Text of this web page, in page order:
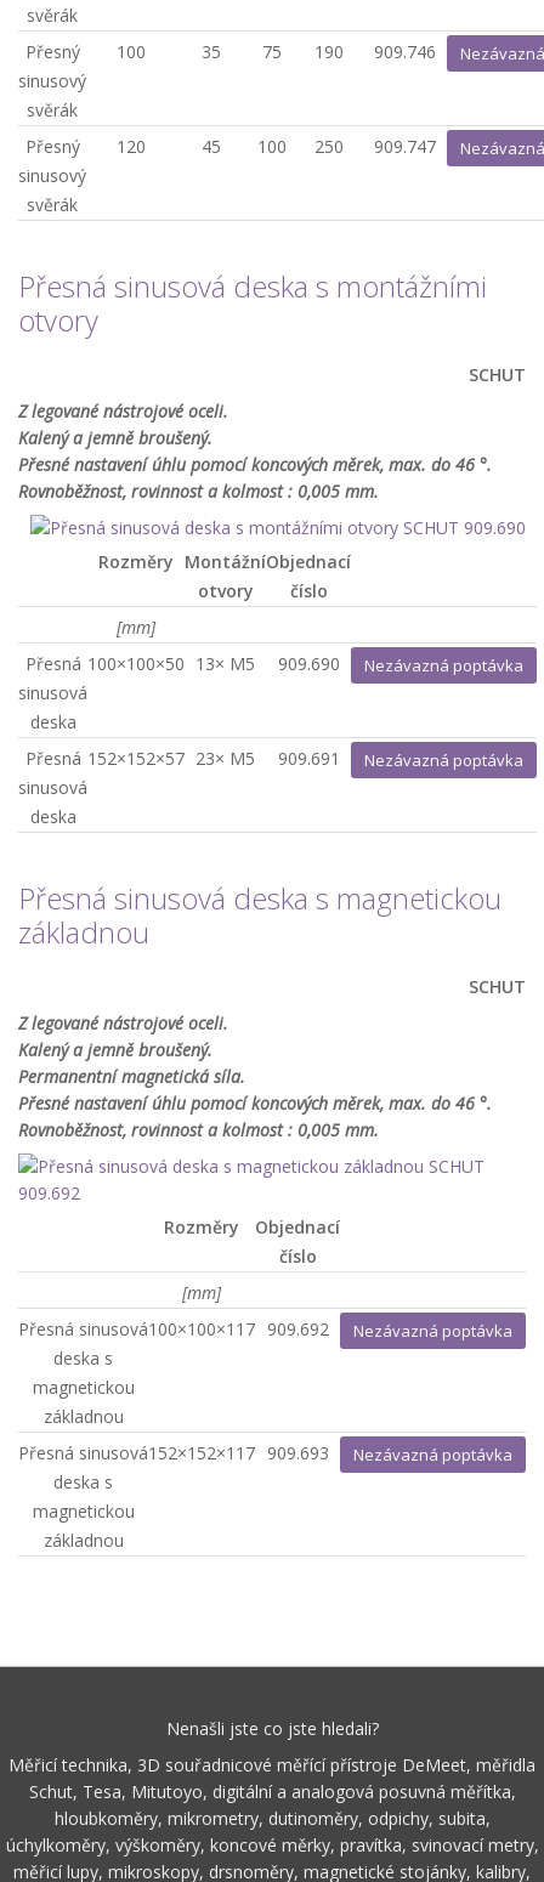
svěrák
Přesný
sinusový
svěrák
100 35 75 190 909.746
Přesný
sinusový
svěrák
120 45 100 250 909.747
Přesná sinusová deska s montážními
otvory
SCHUT
Z legované nástrojové oceli.
Kalený a jemně broušený.
Přesné nastavení úhlu pomocí koncových měrek, max. do 46 °.
Rovnoběžnost, rovinnost a kolmost : 0,005 mm.
Rozměry Montážní
otvory
Objednací
číslo
[mm]
Přesná
sinusová
deska
100×100×50 13× M5 909.690 Nezávazná poptávka
Přesná
sinusová
deska
152×152×57 23× M5 909.691 Nezávazná poptávka
Přesná sinusová deska s magnetickou
základnou
SCHUT
Z legované nástrojové oceli.
Kalený a jemně broušený.
Permanentní magnetická síla.
Přesné nastavení úhlu pomocí koncových měrek, max. do 46 °.
Rovnoběžnost, rovinnost a kolmost : 0,005 mm.
Rozměry
Objednací
číslo
[mm]
Přesná sinusová
deska s
magnetickou
základnou
100×100×117 909.692 Nezávazná poptávka
Přesná sinusová
deska s
magnetickou
základnou
152×152×117 909.693 Nezávazná poptávka
Nenašli jste co jste hledali?
Měřicí technika, 3D souřadnicové měřící přístroje DeMeet, měřidla
Schut, Tesa, Mitutoyo, digitální a analogová posuvná měřítka,
hloubkoměry, mikrometry, dutinoměry, odpichy, subita,
úchylkoměry, výškoměry, koncové měrky, pravítka, svinovací metry,
měřicí lupy, mikroskopy, drsnoměry, magnetické stojánky, kalibry,